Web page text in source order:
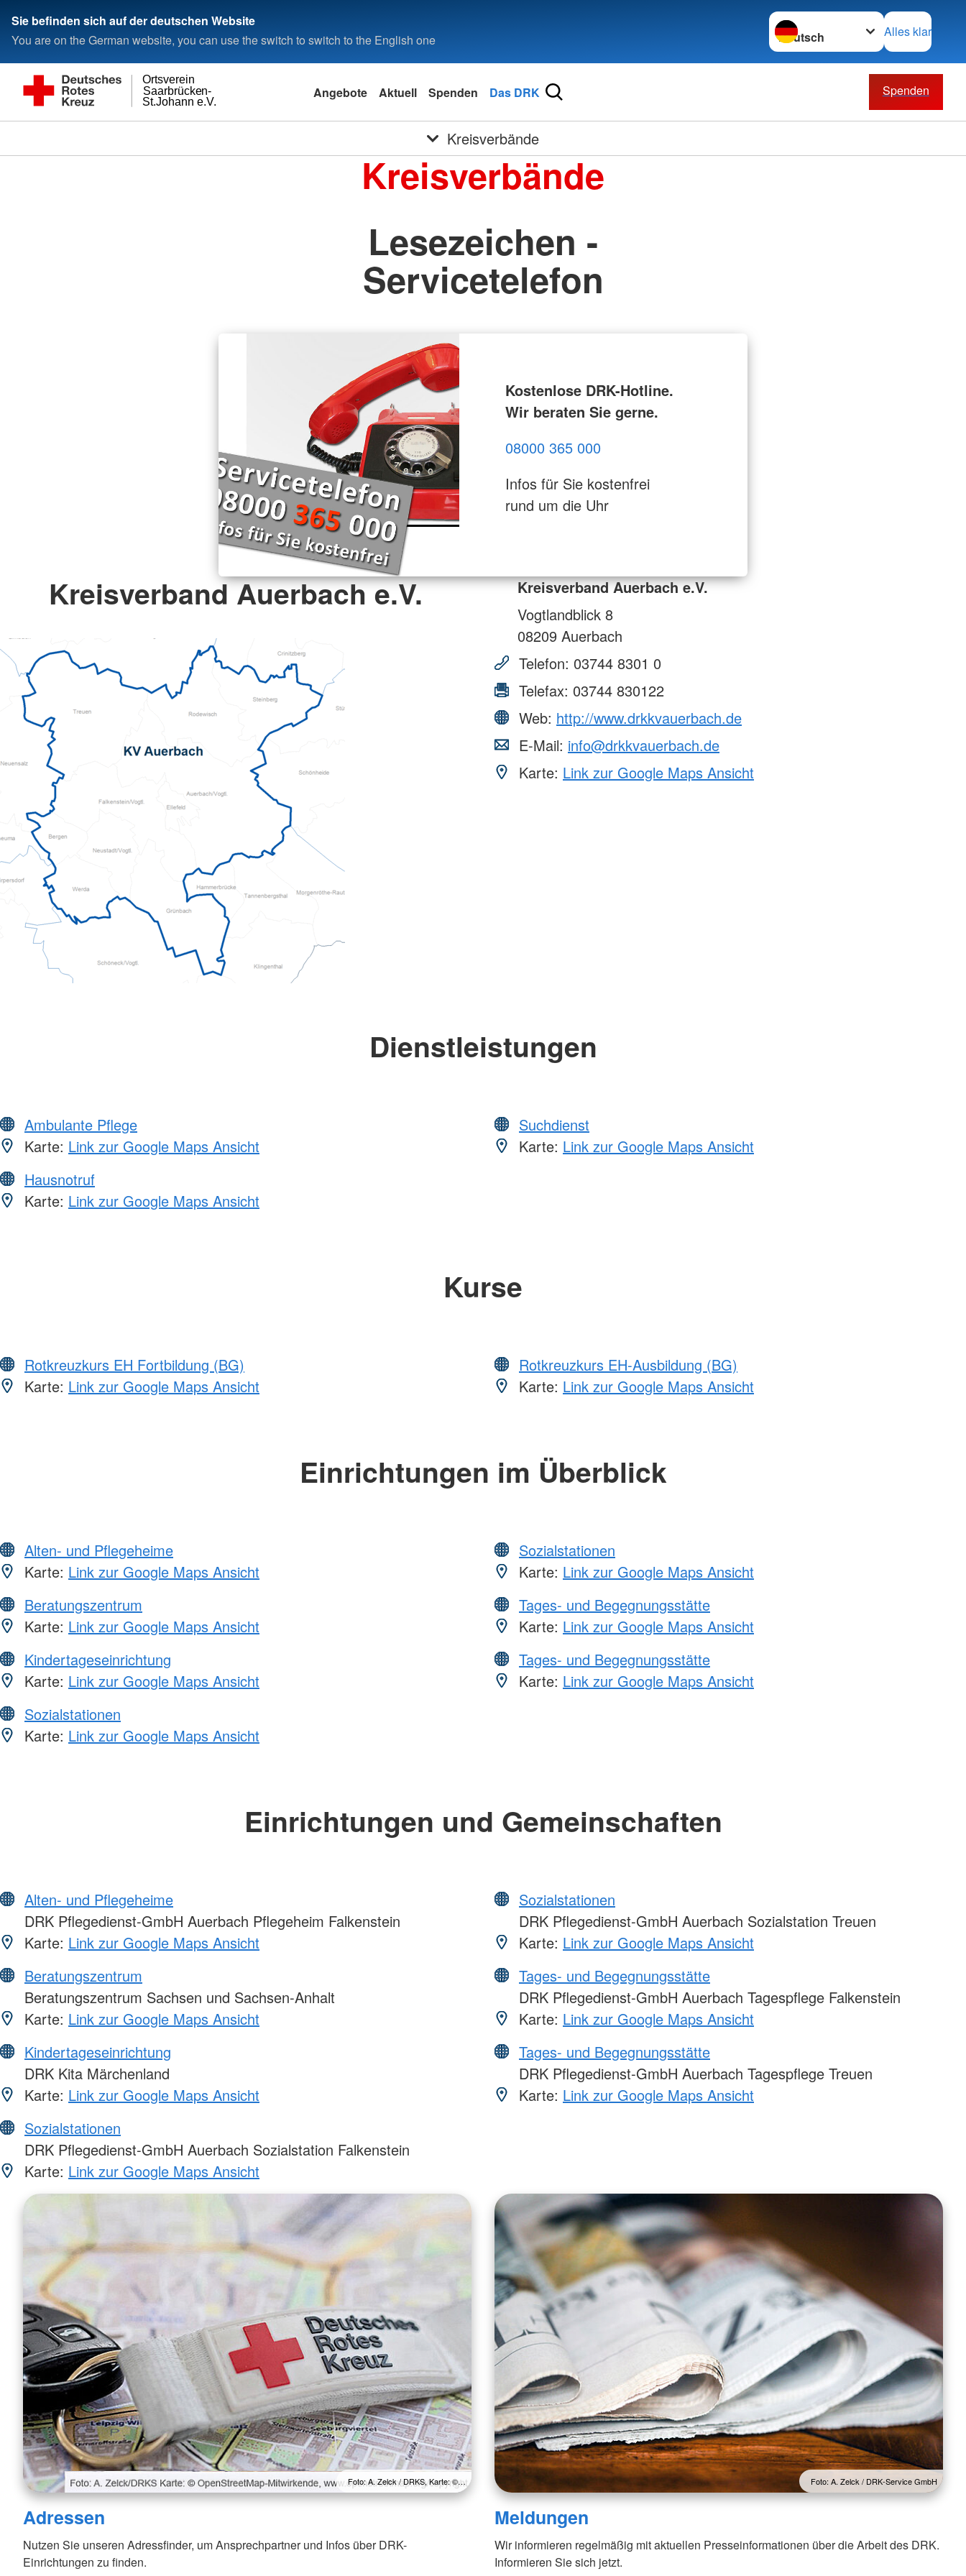
Sie befinden sich auf der deutschen Website
You are on the German website, you can use the switch to switch to the English one
Sprache wechseln zu
Alles klar
St.Johann e.V.
Saarbrücken-
Ortsverein
Angebote Aktuell Spenden Das DRK Spenden
Kreisverbände
Kreisverbände
Lesezeichen -
Servicetelefon
Kostenlose DRK-Hotline.
Wir beraten Sie gerne.
08000 365 000
Infos für Sie kostenfrei
rund um die Uhr
Kreisverband Auerbach e.V.
Kreisverband Auerbach e.V.
Vogtlandblick 8
08209 Auerbach
Telefon: 03744 8301 0
Telefax: 03744 830122
Web: http://www.drkkvauerbach.de
E-Mail: info@drkkvauerbach.de
Karte: Link zur Google Maps Ansicht
Dienstleistungen
Ambulante Pflege
Karte: Link zur Google Maps Ansicht
Hausnotruf
Karte: Link zur Google Maps Ansicht
Suchdienst
Karte: Link zur Google Maps Ansicht
Kurse
Rotkreuzkurs EH Fortbildung (BG)
Karte: Link zur Google Maps Ansicht
Rotkreuzkurs EH-Ausbildung (BG)
Karte: Link zur Google Maps Ansicht
Einrichtungen im Überblick
Alten- und Pflegeheime
Karte: Link zur Google Maps Ansicht
Beratungszentrum
Karte: Link zur Google Maps Ansicht
Kindertageseinrichtung
Karte: Link zur Google Maps Ansicht
Sozialstationen
Karte: Link zur Google Maps Ansicht
Sozialstationen
Karte: Link zur Google Maps Ansicht
Tages- und Begegnungsstätte
Karte: Link zur Google Maps Ansicht
Tages- und Begegnungsstätte
Karte: Link zur Google Maps Ansicht
Einrichtungen und Gemeinschaften
Alten- und Pflegeheime
DRK Pflegedienst-GmbH Auerbach Pflegeheim Falkenstein
Karte: Link zur Google Maps Ansicht
Beratungszentrum
Beratungszentrum Sachsen und Sachsen-Anhalt
Karte: Link zur Google Maps Ansicht
Kindertageseinrichtung
DRK Kita Märchenland
Karte: Link zur Google Maps Ansicht
Sozialstationen
DRK Pflegedienst-GmbH Auerbach Sozialstation Falkenstein
Karte: Link zur Google Maps Ansicht
Sozialstationen
DRK Pflegedienst-GmbH Auerbach Sozialstation Treuen
Karte: Link zur Google Maps Ansicht
Tages- und Begegnungsstätte
DRK Pflegedienst-GmbH Auerbach Tagespflege Falkenstein
Karte: Link zur Google Maps Ansicht
Tages- und Begegnungsstätte
DRK Pflegedienst-GmbH Auerbach Tagespflege Treuen
Karte: Link zur Google Maps Ansicht
Foto: A. Zelck / DRKS, Karte: ©…
Adressen
Nutzen Sie unseren Adressfinder, um Ansprechpartner und Infos über DRK-
Einrichtungen zu finden.
Foto: A. Zelck / DRK-Service GmbH
Meldungen
Wir informieren regelmäßig mit aktuellen Presseinformationen über die Arbeit des DRK.
Informieren Sie sich jetzt.